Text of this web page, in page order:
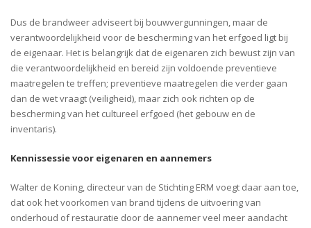
Dus de brandweer adviseert bij bouwvergunningen, maar de
verantwoordelijkheid voor de bescherming van het erfgoed ligt bij
de eigenaar. Het is belangrijk dat de eigenaren zich bewust zijn van
die verantwoordelijkheid en bereid zijn voldoende preventieve
maatregelen te treffen; preventieve maatregelen die verder gaan
dan de wet vraagt (veiligheid), maar zich ook richten op de
bescherming van het cultureel erfgoed (het gebouw en de
inventaris).
Kennissessie voor eigenaren en aannemers
Walter de Koning, directeur van de Stichting ERM voegt daar aan toe,
dat ook het voorkomen van brand tijdens de uitvoering van
onderhoud of restauratie door de aannemer veel meer aandacht